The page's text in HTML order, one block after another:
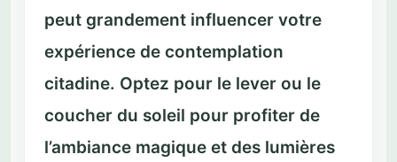
peut grandement influencer votre
expérience de contemplation
citadine. Optez pour le lever ou le
coucher du soleil pour profiter de
l’ambiance magique et des lumières